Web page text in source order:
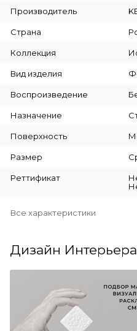
Производитель
Страна
Коллекция
Вид изделия
Воспроизведение
Назначение
Поверхность
Размер
Реттификат
Все характеристики
Дизайн Интерьера